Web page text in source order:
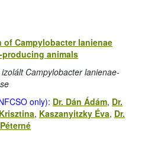
Campylobacter lanienae
animals
Campylobacter lanienae-
only): Dr. Dán Ádám, Dr.
, Kaszanyitzky Éva, Dr.